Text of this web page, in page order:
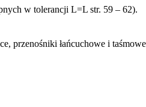
w tolerancji L=L str. 59 – 62).
przenośniki łańcuchowe i